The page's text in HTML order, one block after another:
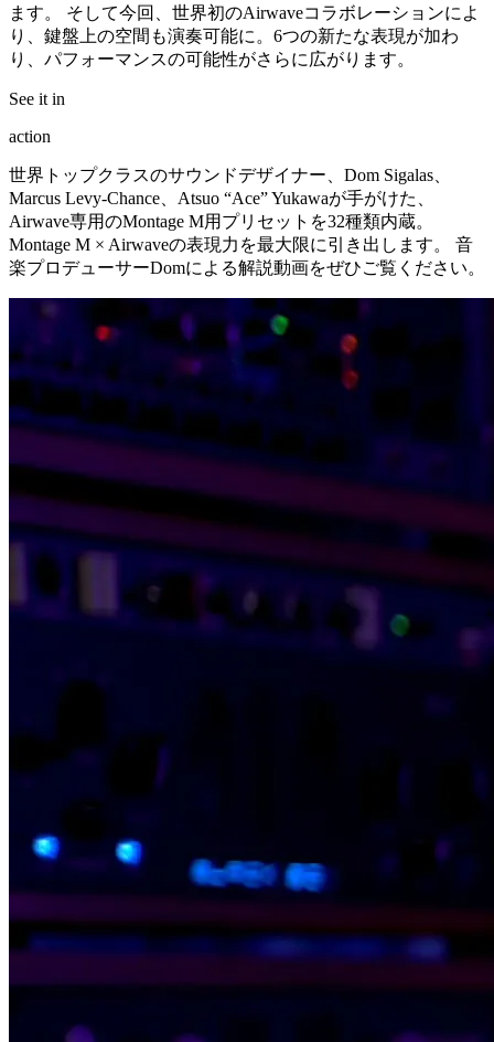
ます。 そして今回、世界初のAirwaveコラボレーションによ
り、鍵盤上の空間も演奏可能に。6つの新たな表現が加わ
り、パフォーマンスの可能性がさらに広がります。
See it in
action
世界トップクラスのサウンドデザイナー、Dom Sigalas、
Marcus Levy-Chance、Atsuo “Ace” Yukawaが手がけた、
Airwave専用のMontage M用プリセットを32種類内蔵。
Montage M × Airwaveの表現力を最大限に引き出します。 音
楽プロデューサーDomによる解説動画をぜひご覧ください。